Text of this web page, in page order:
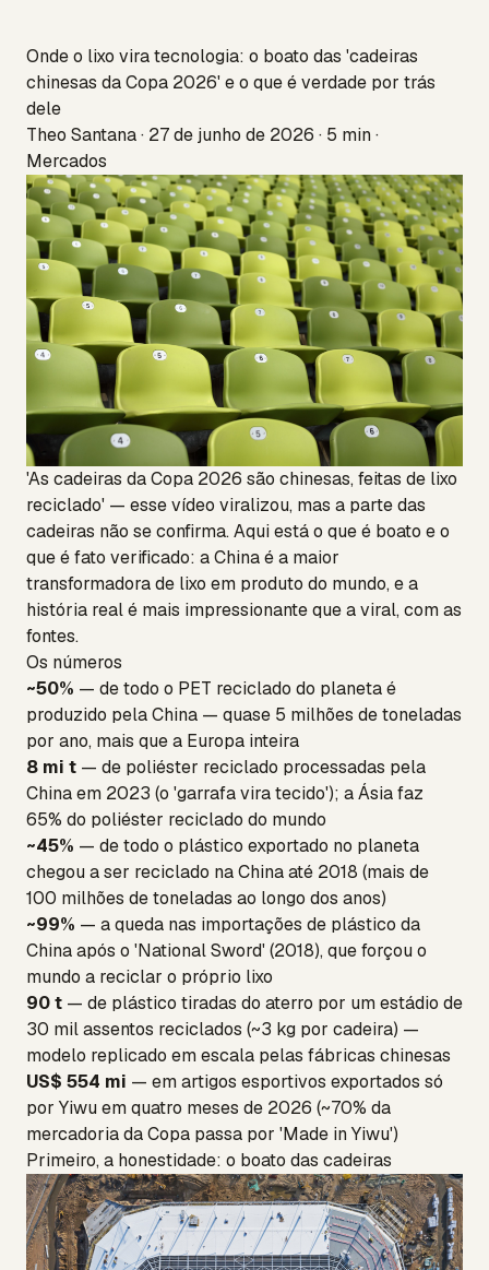
Onde o lixo vira tecnologia: o boato das 'cadeiras
chinesas da Copa 2026' e o que é verdade por trás
dele
Theo Santana · 27 de junho de 2026 · 5 min ·
Mercados
'As cadeiras da Copa 2026 são chinesas, feitas de lixo
reciclado' — esse vídeo viralizou, mas a parte das
cadeiras não se confirma. Aqui está o que é boato e o
que é fato verificado: a China é a maior
transformadora de lixo em produto do mundo, e a
história real é mais impressionante que a viral, com as
fontes.
Os números
~50% — de todo o PET reciclado do planeta é
produzido pela China — quase 5 milhões de toneladas
por ano, mais que a Europa inteira
8 mi t — de poliéster reciclado processadas pela
China em 2023 (o 'garrafa vira tecido'); a Ásia faz
65% do poliéster reciclado do mundo
~45% — de todo o plástico exportado no planeta
chegou a ser reciclado na China até 2018 (mais de
100 milhões de toneladas ao longo dos anos)
~99% — a queda nas importações de plástico da
China após o 'National Sword' (2018), que forçou o
mundo a reciclar o próprio lixo
90 t — de plástico tiradas do aterro por um estádio de
30 mil assentos reciclados (~3 kg por cadeira) —
modelo replicado em escala pelas fábricas chinesas
US$ 554 mi — em artigos esportivos exportados só
por Yiwu em quatro meses de 2026 (~70% da
mercadoria da Copa passa por 'Made in Yiwu')
Primeiro, a honestidade: o boato das cadeiras